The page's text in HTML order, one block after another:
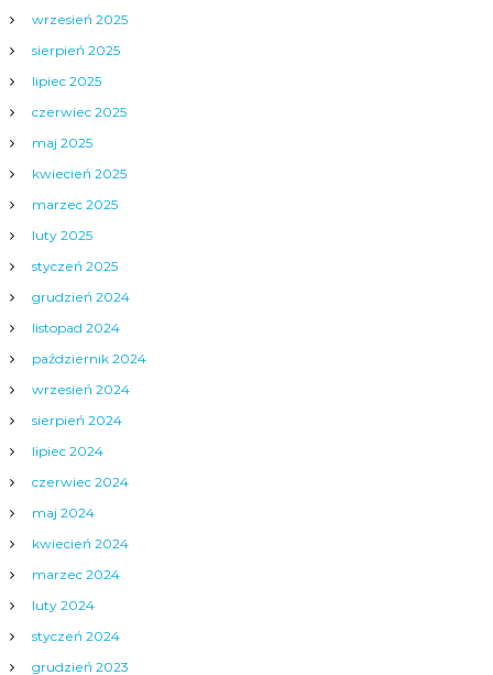
wrzesień 2025
sierpień 2025
lipiec 2025
czerwiec 2025
maj 2025
kwiecień 2025
marzec 2025
luty 2025
styczeń 2025
grudzień 2024
listopad 2024
październik 2024
wrzesień 2024
sierpień 2024
lipiec 2024
czerwiec 2024
maj 2024
kwiecień 2024
marzec 2024
luty 2024
styczeń 2024
grudzień 2023